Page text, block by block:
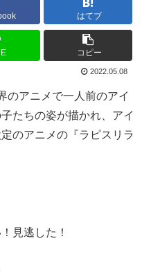
はてブ
コピー
2022.05.08
のアニメで一人前のアイ
たちの姿が描かれ、アイ
のアニメの『ラピスリラ
見逃した！